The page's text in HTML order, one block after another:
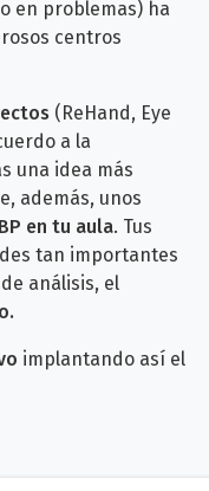
en problemas) ha
centros
(ReHand​, Eye
a la
una idea más
además, unos
en tu aula. Tus
tan importantes
análisis, el
implantando así el